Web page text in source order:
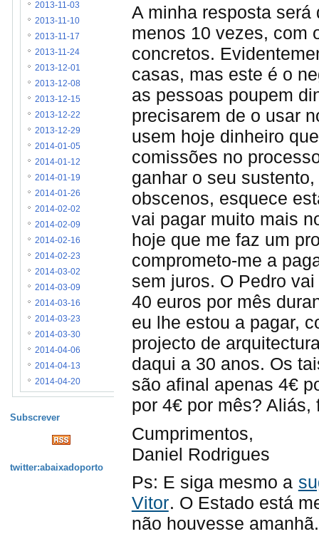
A minha resposta será
menos 10 vezes, com
concretos.
casas, mas este é o
as pessoas poupem
precisarem de o usar
usem hoje dinheiro
comissões no
ganhar o seu
obscenos, esquece
vai pagar muito mais
hoje que me faz um
comprometo-me a
sem juros. O Pedro
40 euros por mês
eu lhe estou a pagar,
projecto de
daqui a 30 anos. Os
são afinal apenas 4€
por 4€ por mês?
Cumprimentos,
Daniel Rodrigues
Ps: E siga mesmo a
Vitor. O Estado está
não houvesse amanhã.
2013-11-03
2013-11-10
2013-11-17
2013-11-24
2013-12-01
2013-12-08
2013-12-15
2013-12-22
2013-12-29
2014-01-05
2014-01-12
2014-01-19
2014-01-26
2014-02-02
2014-02-09
2014-02-16
2014-02-23
2014-03-02
2014-03-09
2014-03-16
2014-03-23
2014-03-30
2014-04-06
2014-04-13
2014-04-20
Subscrever
twitter:abaixadoporto